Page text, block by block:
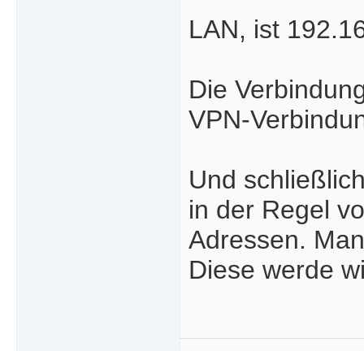
LAN, ist
Die
VPN-
Und
in der Regel
Adressen.
Diese werde